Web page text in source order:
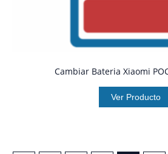
Cambiar Bateria Xiaomi
Ver Producto